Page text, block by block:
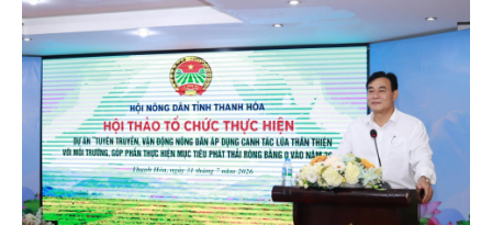
bằng 0 (Net-Zero) vào năm 2050.